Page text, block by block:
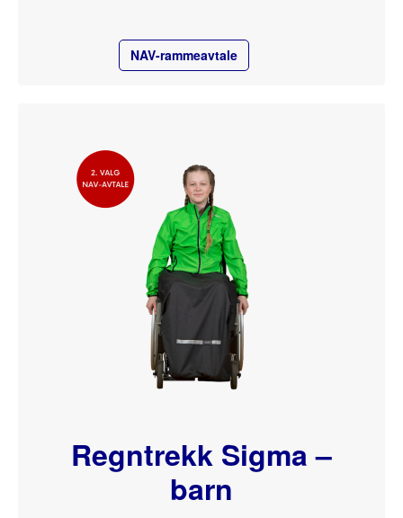
NAV-rammeavtale
Regntrekk Sigma –
barn